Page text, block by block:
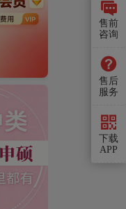
售前
咨询
售后
服务
下载
APP